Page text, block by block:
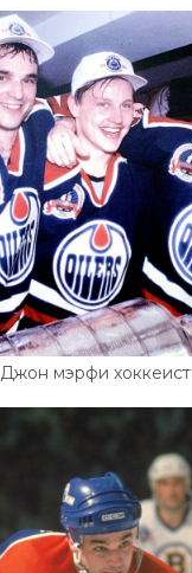
Джон мэрфи хоккеист